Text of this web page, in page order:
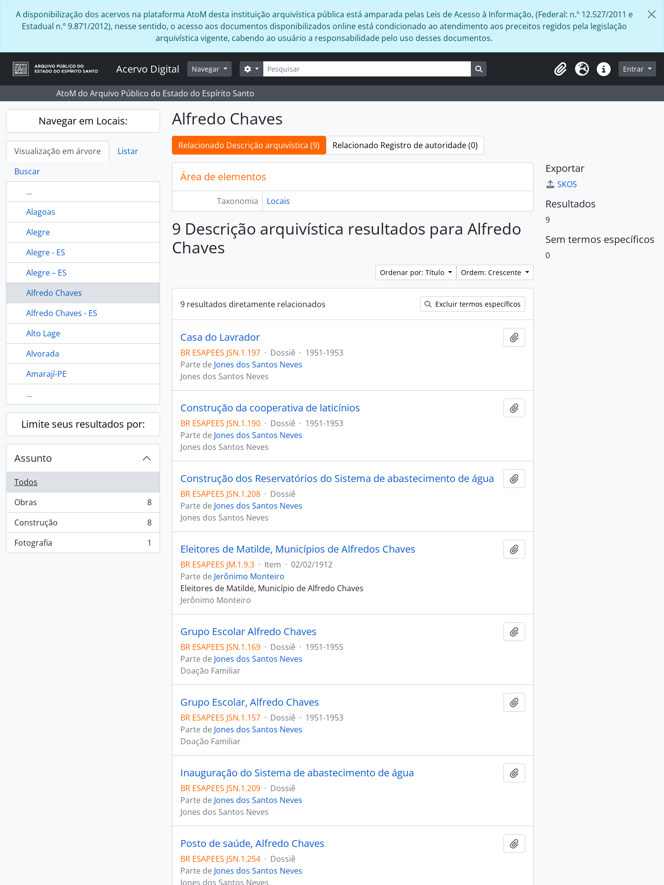
A disponibilização dos acervos na plataforma AtoM desta instituição arquivística pública está amparada pelas Leis de Acesso à Informação, (Federal: n.º 12.527/2011 e
Estadual n.º 9.871/2012), nesse sentido, o acesso aos documentos disponibilizados online está condicionado ao atendimento aos preceitos regidos pela legislação
arquivística vigente, cabendo ao usuário a responsabilidade pelo uso desses documentos.
Acervo Digital Navegar Buscar
Opções de busca Busque na página de navegação
Área de Transferência
Idioma Atalhos Entrar
AtoM do Arquivo Público do Estado do Espírito Santo
Navegar em Locais:
Visualização em árvore
Listar
Buscar
...
Alagoas
Alegre
Alegre - ES
Alegre – ES
Alfredo Chaves
Alfredo Chaves - ES
Alto Lage
Alvorada
Amarají-PE
...
Limite seus resultados por:
Assunto
Todos
Obras
, 8 resultados
8
Construção
, 8 resultados
8
Fotografia
, 1 resultados 1
Alfredo Chaves
Relacionado Descrição arquivística (9) Relacionado Registro de autoridade (0)
Área de elementos
Taxonomia Locais
9 Descrição arquivística resultados para Alfredo
Chaves
Ordenar por: Título Ordem: Crescente
9 resultados diretamente relacionados Excluir termos específicos
Casa do Lavrador
BR ESAPEES JSN.1.197 · Dossiê · 1951-1953
Parte de Jones dos Santos Neves
Jones dos Santos Neves
Construção da cooperativa de laticínios
BR ESAPEES JSN.1.190 · Dossiê · 1951-1953
Parte de Jones dos Santos Neves
Jones dos Santos Neves
Construção dos Reservatórios do Sistema de abastecimento de água
BR ESAPEES JSN.1.208 · Dossiê
Parte de Jones dos Santos Neves
Jones dos Santos Neves
Eleitores de Matilde, Municípios de Alfredos Chaves
BR ESAPEES JM.1.9.3 · Item · 02/02/1912
Parte de Jerônimo Monteiro
Eleitores de Matilde, Município de Alfredo Chaves
Jerônimo Monteiro
Grupo Escolar Alfredo Chaves
BR ESAPEES JSN.1.169 · Dossiê · 1951-1955
Parte de Jones dos Santos Neves
Doação Familiar
Grupo Escolar, Alfredo Chaves
BR ESAPEES JSN.1.157 · Dossiê · 1951-1953
Parte de Jones dos Santos Neves
Doação Familiar
Inauguração do Sistema de abastecimento de água
BR ESAPEES JSN.1.209 · Dossiê
Parte de Jones dos Santos Neves
Jones dos Santos Neves
Posto de saúde, Alfredo Chaves
BR ESAPEES JSN.1.254 · Dossiê
Parte de Jones dos Santos Neves
Jones dos Santos Neves
Exportar
SKOS
Resultados
9
Sem termos específicos
0